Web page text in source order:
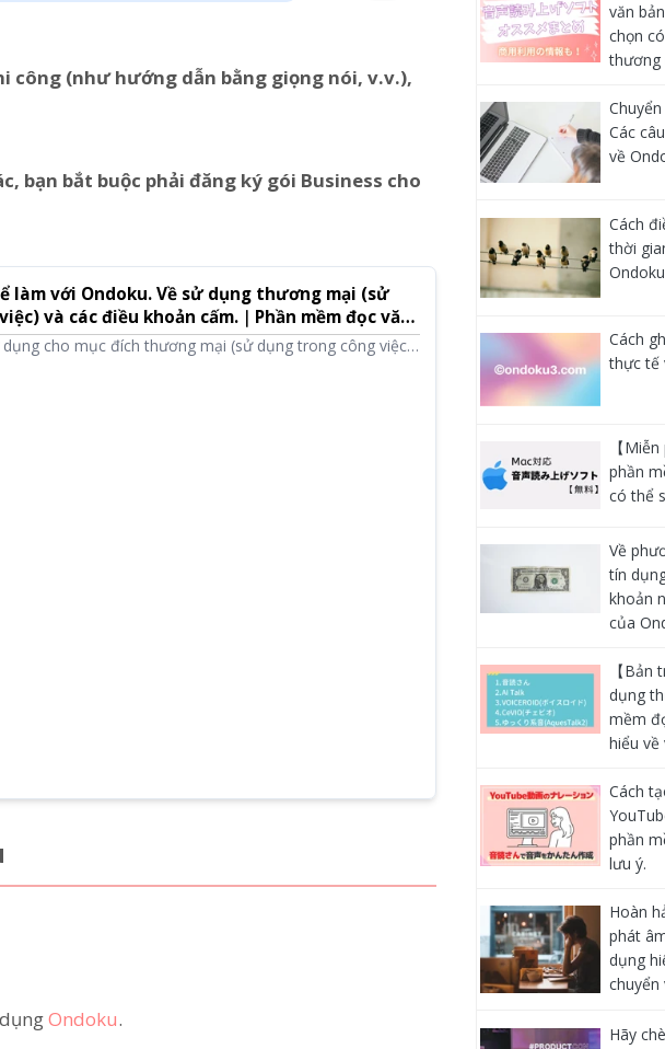
(như hướng dẫn bằng giọng nói, v.v.),
bạn bắt buộc phải đăng ký gói Business cho
làm với Ondoku. Về sử dụng thương mại (sử
và các điều khoản cấm.｜Phần mềm đọc văn
cho mục đích thương mại (sử dụng trong công việc).
Ondoku.
văn
chọn
thương
Các
về
Cách
thời
Cách
thực tế
【
phần
có thể
Về
tín
khoản
của
【Bản
dụng
mềm
hiểu
Cách
phần
lưu ý.
Hoàn
phát
dụng
Hãy